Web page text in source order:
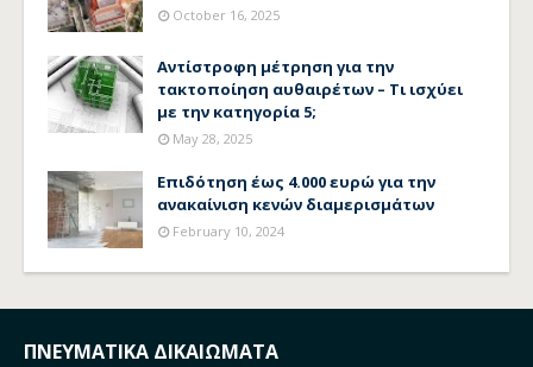
October 16, 2025
Αντίστροφη μέτρηση για την
τακτοποίηση αυθαιρέτων – Τι ισχύει
με την κατηγορία 5;
May 28, 2025
Επιδότηση έως 4.000 ευρώ για την
ανακαίνιση κενών διαμερισμάτων
February 10, 2024
ΠΝΕΥΜΑΤΙΚΑ ΔΙΚΑΙΩΜΑΤΑ